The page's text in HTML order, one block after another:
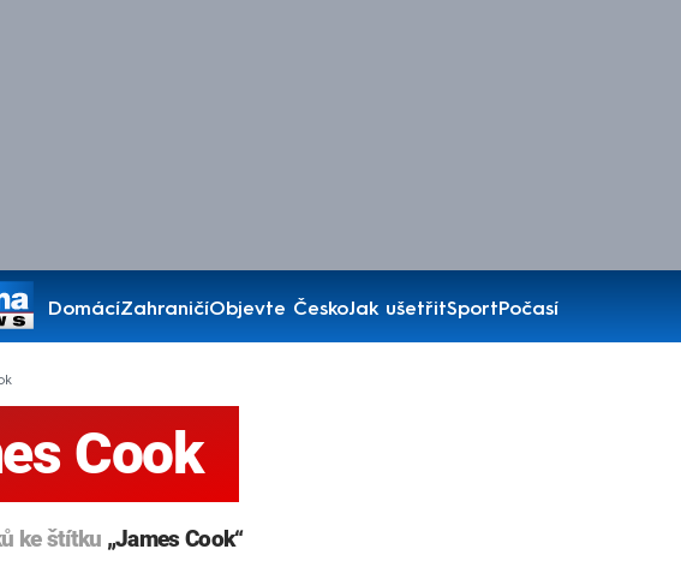
DomácíZahraničíObjevte ČeskoJak ušetřitSportPočasí
Pořady
Cook
ke štítku „James Cook“